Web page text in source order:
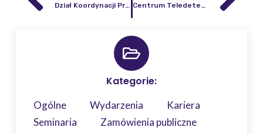
Dział Koordynacji Projektów – asystent Centrum Teledetekcji w Instytucie Geodezji i Kartografii serdecznie zaprasza do udziału w międzynarodowej Konferencji
Kategorie:
Ogólne Wydarzenia
Kariera
Seminaria
Zamówienia publiczne